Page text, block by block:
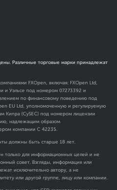
Различные торговые марки принадлежат
FXOpen, включая: FXOpen Ltd,
и Уэльсе под номером 07273392 и
по финансовому поведению под
EU Ltd, уполномоченную и регулируемую
Кипра (CySEC) под номером лицензии
надлежащим образом
компании C 42235.
должны быть старше 18 лет.
только для информационных целей и не
совет. Взгляды, информация или
исключительно автору, а не
или другой группе, лицу или компании.